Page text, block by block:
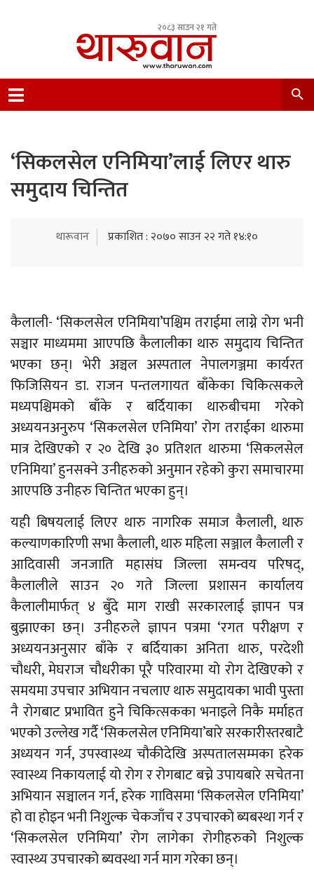
२०८३ साउन २१ गते
Nepal.
‘सिकलसेल एनिमिया’लाई लिएर थारु
समुदाय चिन्तित
थारूवान प्रकाशित : २०७० साउन २२ गते १४:१०
कैलाली- ‘सिकलसेल एनिमिया’पश्चिम तराईमा लाग्ने रोग भनी
सञ्चार माध्यममा आएपछि कैलालीका थारु समुदाय चिन्तित
भएका छन्। भेरी अञ्चल अस्पताल नेपालगञ्जमा कार्यरत
फिजिसियन डा. राजन पन्तलगायत बाँकेका चिकित्सकले
मध्यपश्चिमको बाँके र बर्दियाका थारुबीचमा गरेको
अध्ययनअनुरुप ‘सिकलसेल एनिमिया’ रोग तराईका थारुमा
मात्र देखिएको र २० देखि ३० प्रतिशत थारुमा ‘सिकलसेल
एनिमिया’ हुनसक्ने उनीहरुको अनुमान रहेको कुरा समाचारमा
आएपछि उनीहरु चिन्तित भएका हुन्।
यही बिषयलाई लिएर थारु नागरिक समाज कैलाली, थारु
कल्याणकारिणी सभा कैलाली, थारु महिला सञ्जाल कैलाली र
आदिवासी जनजाति महासंघ जिल्ला समन्वय परिषद्,
कैलालीले साउन २० गते जिल्ला प्रशासन कार्यालय
कैलालीमार्फत् ४ बुँदे माग राखी सरकारलाई ज्ञापन पत्र
बुझाएका छन्। उनीहरुले ज्ञापन पत्रमा ‘रगत परीक्षण र
अध्ययनअनुसार बाँके र बर्दियाका अनिता थारु, परदेशी
चौधरी, मेघराज चौधरीका पूरै परिवारमा यो रोग देखिएको र
समयमा उपचार अभियान नचलाए थारु समुदायका भावी पुस्ता
नै रोगबाट प्रभावित हुने चिकित्सकका भनाइले निकै मर्माहत
भएको उल्लेख गर्दै ‘सिकलसेल एनिमिया’बारे सरकारीस्तरबाटै
अध्ययन गर्न, उपस्वास्थ्य चौकीदेखि अस्पतालसम्मका हरेक
स्वास्थ्य निकायलाई यो रोग र रोगबाट बच्ने उपायबारे सचेतना
अभियान सञ्चालन गर्न, हरेक गाविसमा ‘सिकलसेल एनिमिया’
हो वा होइन भनी निशुल्क चेकजाँच र उपचारको ब्यबस्था गर्न र
‘सिकलसेल एनिमिया’ रोग लागेका रोगीहरुको निशुल्क
स्वास्थ्य उपचारको ब्यवस्था गर्न माग गरेका छन्।